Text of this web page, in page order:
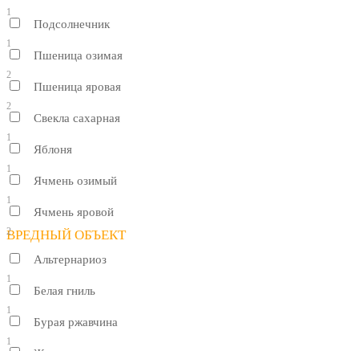
1
Подсолнечник
1
Пшеница озимая
2
Пшеница яровая
2
Свекла сахарная
1
Яблоня
1
Ячмень озимый
1
Ячмень яровой
2
ВРЕДНЫЙ ОБЪЕКТ
Альтернариоз
1
Белая гниль
1
Бурая ржавчина
1